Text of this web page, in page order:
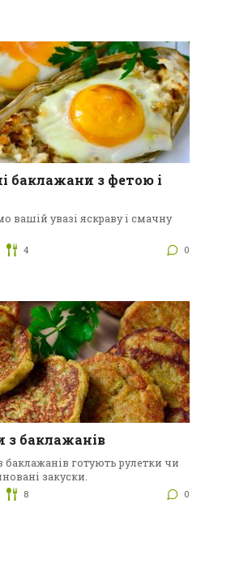
баклажани з фетою і
вашій увазі яскраву і смачну
4 0
з баклажанів
баклажанів готують рулетки чи
закуски.
8 0